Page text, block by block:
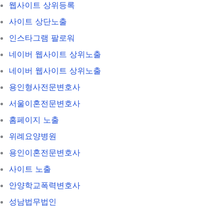
웹사이트 상위등록
사이트 상단노출
인스타그램 팔로워
네이버 웹사이트 상위노출
네이버 웹사이트 상위노출
용인형사전문변호사
서울이혼전문변호사
홈페이지 노출
위례요양병원
용인이혼전문변호사
사이트 노출
안양학교폭력변호사
성남법무법인